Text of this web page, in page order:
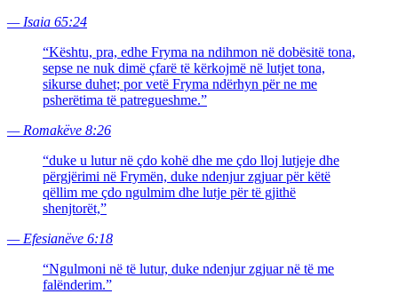
— Isaia 65:24
“Kështu, pra, edhe Fryma na ndihmon në dobësitë tona,
sepse ne nuk dimë çfarë të kërkojmë në lutjet tona,
sikurse duhet; por vetë Fryma ndërhyn për ne me
psherëtima të patregueshme.”
— Romakëve 8:26
“duke u lutur në çdo kohë dhe me çdo lloj lutjeje dhe
përgjërimi në Frymën, duke ndenjur zgjuar për këtë
qëllim me çdo ngulmim dhe lutje për të gjithë
shenjtorët,”
— Efesianëve 6:18
“Ngulmoni në të lutur, duke ndenjur zgjuar në të me
falënderim.”